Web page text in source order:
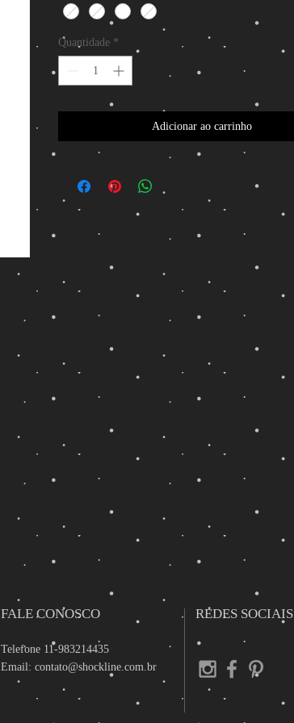
Quantidade *
Adicionar ao carrinho
FALE CONOSCO
Telefone 11-983214435
Email: contato@shockline.com.br
REDES SOCIAIS